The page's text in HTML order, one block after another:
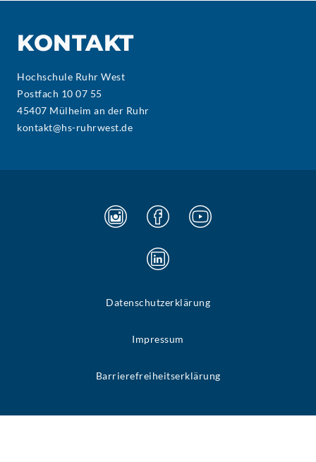
KONTAKT
Hochschule Ruhr West
Postfach 10 07 55
45407 Mülheim an der Ruhr
kontakt@hs-ruhrwest.de
Datenschutzerklärung
Impressum
Barrierefreiheitserklärung